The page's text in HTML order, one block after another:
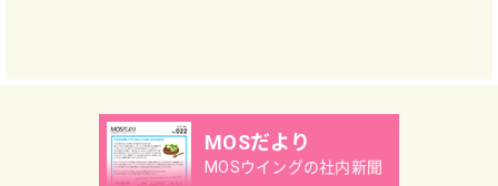
MOSだより
MOSウイングの社内新聞